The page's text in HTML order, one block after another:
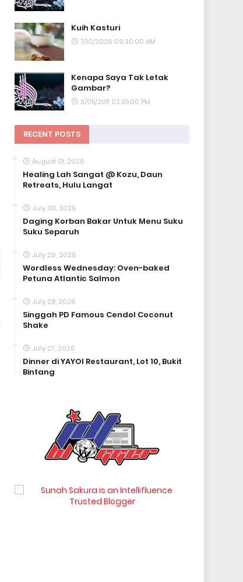
Kuih Kasturi
7/10/2026 09:30:00 AM
Kenapa Saya Tak Letak
Gambar?
3/05/2011 02:35:00 PM
RECENT POSTS
August 01, 2026
Healing Lah Sangat @ Kozu, Daun
Retreats, Hulu Langat
July 30, 2026
Daging Korban Bakar Untuk Menu Suku
Suku Separuh
July 29, 2026
Wordless Wednesday: Oven-baked
Petuna Atlantic Salmon
July 28, 2026
Singgah PD Famous Cendol Coconut
Shake
July 27, 2026
Dinner di YAYOI Restaurant, Lot 10, Bukit
Bintang